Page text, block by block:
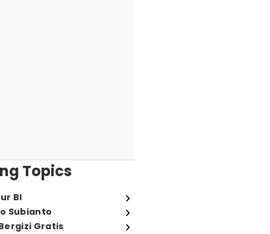
Topics
BI
Subianto
Gratis